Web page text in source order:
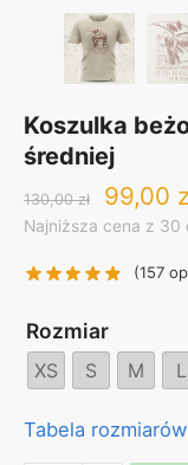
Koszulka
średniej
130,00zł
Original
price
130,00 zł.
99,00
Najniższa cena z 30
(157
Rozmiar
XS S M L
Tabela rozmiarów